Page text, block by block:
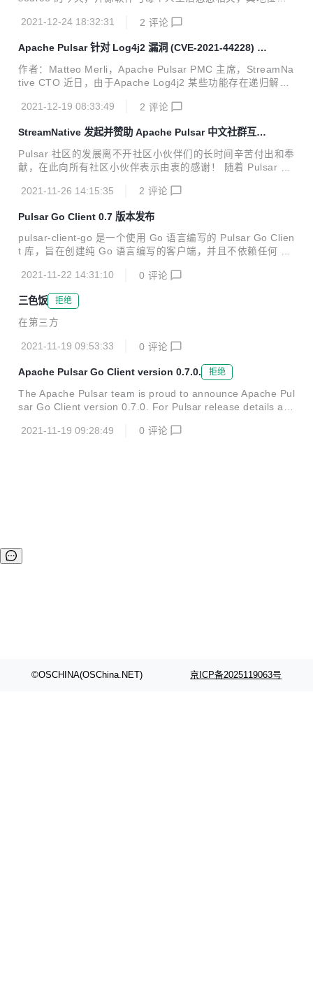
了「创新者」，开源开发模式造就了一些当今在用的最重要的
为这庞大浩瀚数字中的一环，Apache Pulsar 因为其自身的价
值而闪耀。StreamNative 作为由 Apache Pulsar 创始团队成
员组建的开源技术团队，始终致力于 Apache Pulsar 社区和
生态建设，同时围绕 Pulsar 打造下一代云原生批流融合数据
平台。StreamNative 技术...
2021-12-24 18:32:31 2 评论
Apache Pulsar 针对 Log4j2 漏洞 (CVE-2021-44228) 的
解决方案
作者：Matteo Merli，Apache Pulsar PMC 主席，StreamNa
tive CTO 近日，由于Apache Log4j2 某些功能存在递归解析
该漏洞的细节和修复进展可以参考 CVE-2021-44228[1]. Apa
们强烈建议您遵循 Apache Log4j 社区的建议并尽快修补您的
系统。 针对 Apache Pulsar 系统而言，有两种解决方法可以
修补 Pulsar 部署。您可以设置以下任一项： 1.Java属性： -
2021-12-19 08:33:49 2 评论
StreamNative 发起并赞助 Apache Pulsar 中文社群互助
组成员招募
Pulsar 社区的发展离不开社区小伙伴们的长时间辛苦付出和奉
献，在此向所有社区小伙伴表示由衷的感谢！ 随着 Pulsar 中
Pulsar 技术交流群，并在群内进行技术交流、分享 Pulsar 技
中文社区的主力军，StreamNative 也希望更多的小伙伴深度
参与社群建设，共同助力社群成员用好 Apache Pulsar，充分
发挥 Apache Pulsar 给大家带来的价值。基于这个目的，现
成员的志愿服...
2021-11-26 14:15:35 2 评论
Pulsar Go Client 0.7 版本发布
pulsar-client-go 是一个使用 Go 语言编写的 Pulsar Go Clien
t 库，旨在创建纯 Go 语言编写的客户端，并且不依赖任何 C+
ang）中创建 Pulsar 生产者、消费者和 reader。在 Go 客户
端中，生产者、消费者和 reader 中的所有方法都是线程安全
的。 近期， Pulsar Go Client 发布最新 0.7 版本，下面是 0.
7 版本关键功能和改进，以供参考。 关键特性 支持生产者加
OAuth 2.0 ...
2021-11-22 14:31:10 0 评论
三色饭 拒绝
在第三方
2021-11-19 09:53:33 0 评论
Apache Pulsar Go Client version 0.7.0. 拒绝
The Apache Pulsar team is proud to announce Apache Pul
sar Go Client version 0.7.0. For Pulsar release details an
s are at: https://t.co/yHkVf8V6kg
2021-11-19 09:28:49 0 评论
©OSCHINA(OSChina.NET) 京ICP备2025119063号